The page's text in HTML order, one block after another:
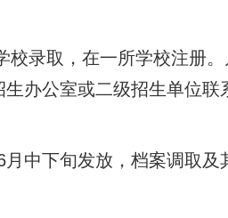
取，在一所学校注册。
办公室或二级招生单位
下旬发放，档案调取及